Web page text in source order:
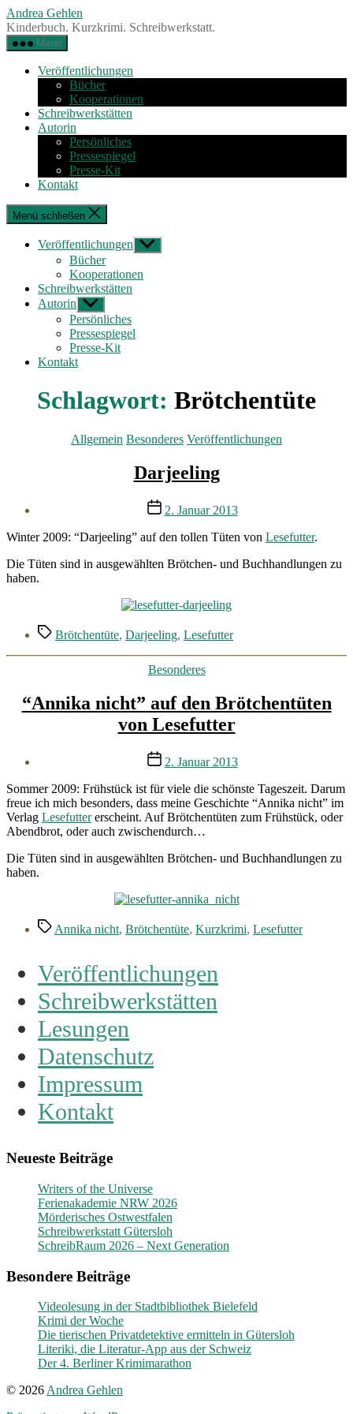
Zum
Inhalt
springen
Andrea Gehlen
Kinderbuch. Kurzkrimi. Schreibwerkstatt.
Menü
Veröffentlichungen
Bücher
Kooperationen
Schreibwerkstätten
Autorin
Persönliches
Pressespiegel
Presse-Kit
Kontakt
Menü schließen
Veröffentlichungen Untermenü
anzeigen
Bücher
Kooperationen
Schreibwerkstätten
Autorin Untermenü
anzeigen
Persönliches
Pressespiegel
Presse-Kit
Kontakt
Schlagwort: Brötchentüte
Kategorien
Allgemein Besonderes Veröffentlichungen
Darjeeling
Veröffentlichungsdatum
2. Januar 2013
Winter 2009: “Darjeeling” auf den tollen Tüten von Lesefutter.
Die Tüten sind in ausgewählten Brötchen- und Buchhandlungen zu
haben.
Schlagwörter
Brötchentüte, Darjeeling, Lesefutter
Kategorien
Besonderes
“Annika nicht” auf den Brötchentüten
von Lesefutter
Veröffentlichungsdatum
2. Januar 2013
Sommer 2009: Frühstück ist für viele die schönste Tageszeit. Darum
freue ich mich besonders, dass meine Geschichte “Annika nicht” im
Verlag Lesefuttererscheint. Auf Brötchentüten zum Frühstück, oder
Abendbrot, oder auch zwischendurch…
Die Tüten sind in ausgewählten Brötchen- und Buchhandlungen zu
haben.
Schlagwörter
Annika nicht, Brötchentüte, Kurzkrimi, Lesefutter
Veröffentlichungen
Schreibwerkstätten
Lesungen
Datenschutz
Impressum
Kontakt
Neueste Beiträge
Writers of the Universe
Ferienakademie NRW 2026
Mörderisches Ostwestfalen
Schreibwerkstatt Gütersloh
SchreibRaum 2026 – Next Generation
Besondere Beiträge
Videolesung in der Stadtbibliothek Bielefeld
Krimi der Woche
Die tierischen Privatdetektive ermitteln in Gütersloh
Literiki, die Literatur-App aus der Schweiz
Der 4. Berliner Krimimarathon
© 2026Andrea Gehlen